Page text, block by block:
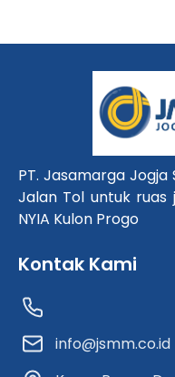
PT. Jasamarga
Jalan Tol untuk ruas
NYIA Kulon Progo
Kontak Kami
info@jsmm.co.id